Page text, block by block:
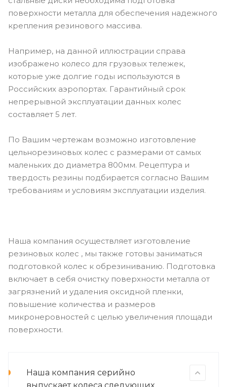
поверхности металла для обеспечения надежного
крепления резинового массива.
Например, на данной иллюстрации справа
изображено колесо для грузовых тележек,
которые уже долгие годы используются в
Российских аэропортах. Гарантийный срок
непрерывной эксплуатации данных колес
составляет 5 лет.
По Вашим чертежам возможно изготовление
цельнорезиновых колес с размерами от самых
маленьких до диаметра 800мм. Рецептура и
твердость резины подбирается согласно Вашим
требованиям и условиям эксплуатации изделия.
Наша компания осуществляет изготовление
резиновых колес , мы также готовы заниматься
подготовкой колес к обрезиниванию. Подготовка
включает в себя очистку поверхности металла от
загрязнений и удаления оксидной пленки,
повышение количества и размеров
микронеровностей с целью увеличения площади
поверхности.
Наша компания серийно
выпускает колеса следующих